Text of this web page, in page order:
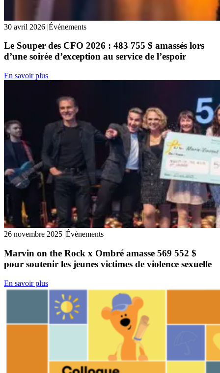
30 avril 2026 |Événements
Le Souper des CFO 2026 : 483 755 $ amassés lors
d’une soirée d’exception au service de l’espoir
En savoir plus
26 novembre 2025 |Événements
Marvin on the Rock x Ombré amasse 569 552 $
pour soutenir les jeunes victimes de violence sexuelle
En savoir plus